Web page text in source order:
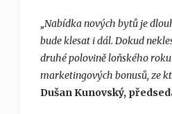
„Nabídka nových bytů je
bude klesat i dál. Dokud
druhé polovině loňského
marketingových bonusů, ze
Dušan Kunovský,